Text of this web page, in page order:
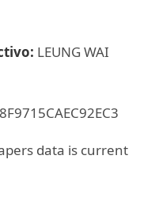
LEUNG WAI
data is current